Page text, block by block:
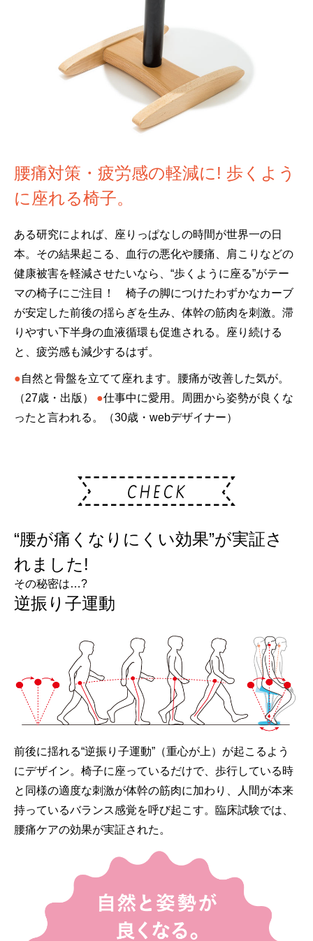
腰痛対策・疲労感の軽減に! 歩くよう
に座れる椅子。
ある研究によれば、座りっぱなしの時間が世界一の日
本。その結果起こる、血行の悪化や腰痛、肩こりなどの
健康被害を軽減させたいなら、“歩くように座る”がテー
マの椅子にご注目！ 椅子の脚につけたわずかなカーブ
が安定した前後の揺らぎを生み、体幹の筋肉を刺激。滞
りやすい下半身の血液循環も促進される。座り続ける
と、疲労感も減少するはず。
●自然と骨盤を立てて座れます。腰痛が改善した気が。
（27歳・出版）
●仕事中に愛用。周囲から姿勢が良くな
ったと言われる。（30歳・webデザイナー）
“腰が痛くなりにくい効果”が実証さ
れました!
その秘密は…?
逆振り子運動
前後に揺れる“逆振り子運動”（重心が上）が起こるよう
にデザイン。椅子に座っているだけで、歩行している時
と同様の適度な刺激が体幹の筋肉に加わり、人間が本来
持っているバランス感覚を呼び起こす。臨床試験では、
腰痛ケアの効果が実証された。